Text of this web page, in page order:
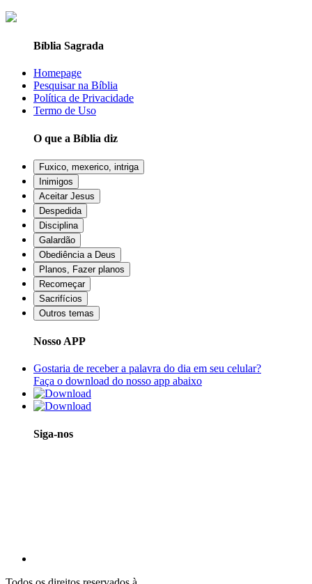
Bíblia Sagrada
Homepage
Pesquisar na Bíblia
Política de Privacidade
Termo de Uso
O que a Bíblia diz
Fuxico, mexerico, intriga
Inimigos
Aceitar Jesus
Despedida
Disciplina
Galardão
Obediência a Deus
Planos, Fazer planos
Recomeçar
Sacrifícios
Outros temas
Nosso APP
Gostaria de receber a palavra do dia em seu celular?
Faça o download do nosso app abaixo
Siga-nos